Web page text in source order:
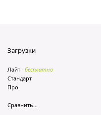
Загрузки
Лайт бесплатно
Стандарт
Про
Сравнить...